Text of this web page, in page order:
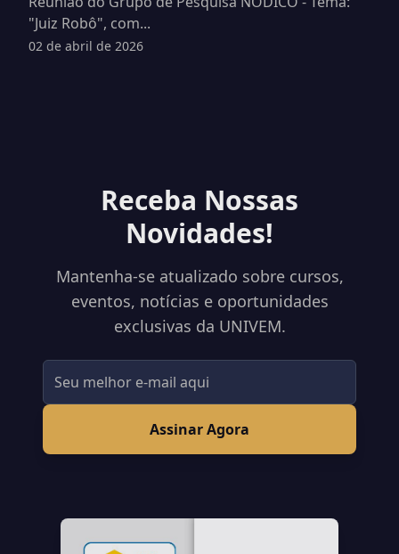
"Juiz Robô", com...
02 de abril de 2026
Receba Nossas
Novidades!
Mantenha-se atualizado sobre cursos,
eventos, notícias e oportunidades
exclusivas da UNIVEM.
Assinar Agora